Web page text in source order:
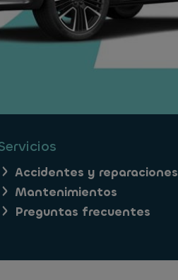
Accidentes y reparaciones
Mantenimientos
Preguntas frecuentes